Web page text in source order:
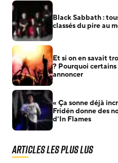
Black Sabbath :
classés du pire au
Et si on en savait
? Pourquoi
annoncer
« Ça sonne déjà
Fridén donne des
d’In Flames
Articles les plus lus